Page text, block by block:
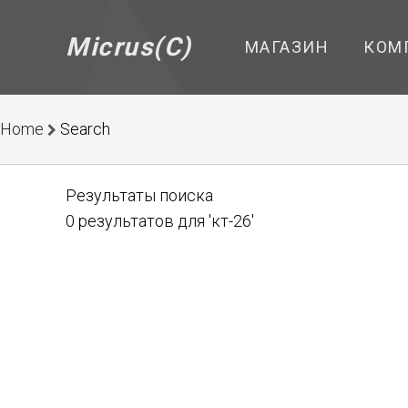
Micrus(C) МАГАЗИН
Home Search
Результаты поиска
0 результатов для 'кт-26'